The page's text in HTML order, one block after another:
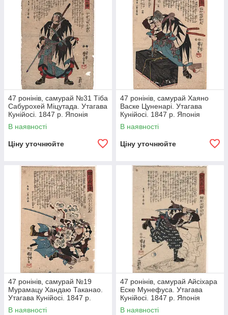
47 ронінів, самурай №31 Тіба
Сабурохей Міцутада. Утагава
Кунійосі. 1847 р. Японія
гравюру
В наявності
Ціну уточнюйте
47 ронінів, самурай Хаяно
Васке Цуненарі. Утагава
Кунійосі. 1847 р. Японія
гравюра
В наявності
Ціну уточнюйте
47 ронінів, самурай №19
Мурамацу Хандаю Таканао.
Утагава Кунійосі. 1847 р.
Японія гравюру
В наявності
47 ронінів, самурай Айсіхара
Еске Мунефуса. Утагава
Кунійосі. 1847 р. Японія
гравюра
В наявності